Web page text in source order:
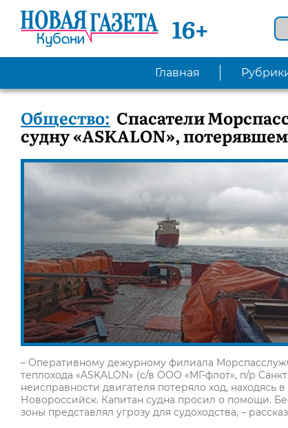
16+
Главная
Общество: Спасатели
судну «ASKALON»,
– Оперативному дежурному филиала
теплохода «ASKALON» (с/в ООО «МГ-флот», п/р
неисправности двигателя потеряло ход,
Новороссийск. Капитан судна просил о помощи.
зоны представлял угрозу для судоходства, –